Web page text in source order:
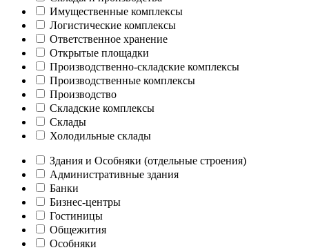
Имущественные комплексы
Логистические комплексы
Ответственное хранение
Открытые площадки
Производственно-складские комплексы
Производственные комплексы
Производство
Складские комплексы
Склады
Холодильные склады
Здания и Особняки (отдельные строения)
Административные здания
Банки
Бизнес-центры
Гостиницы
Общежития
Особняки